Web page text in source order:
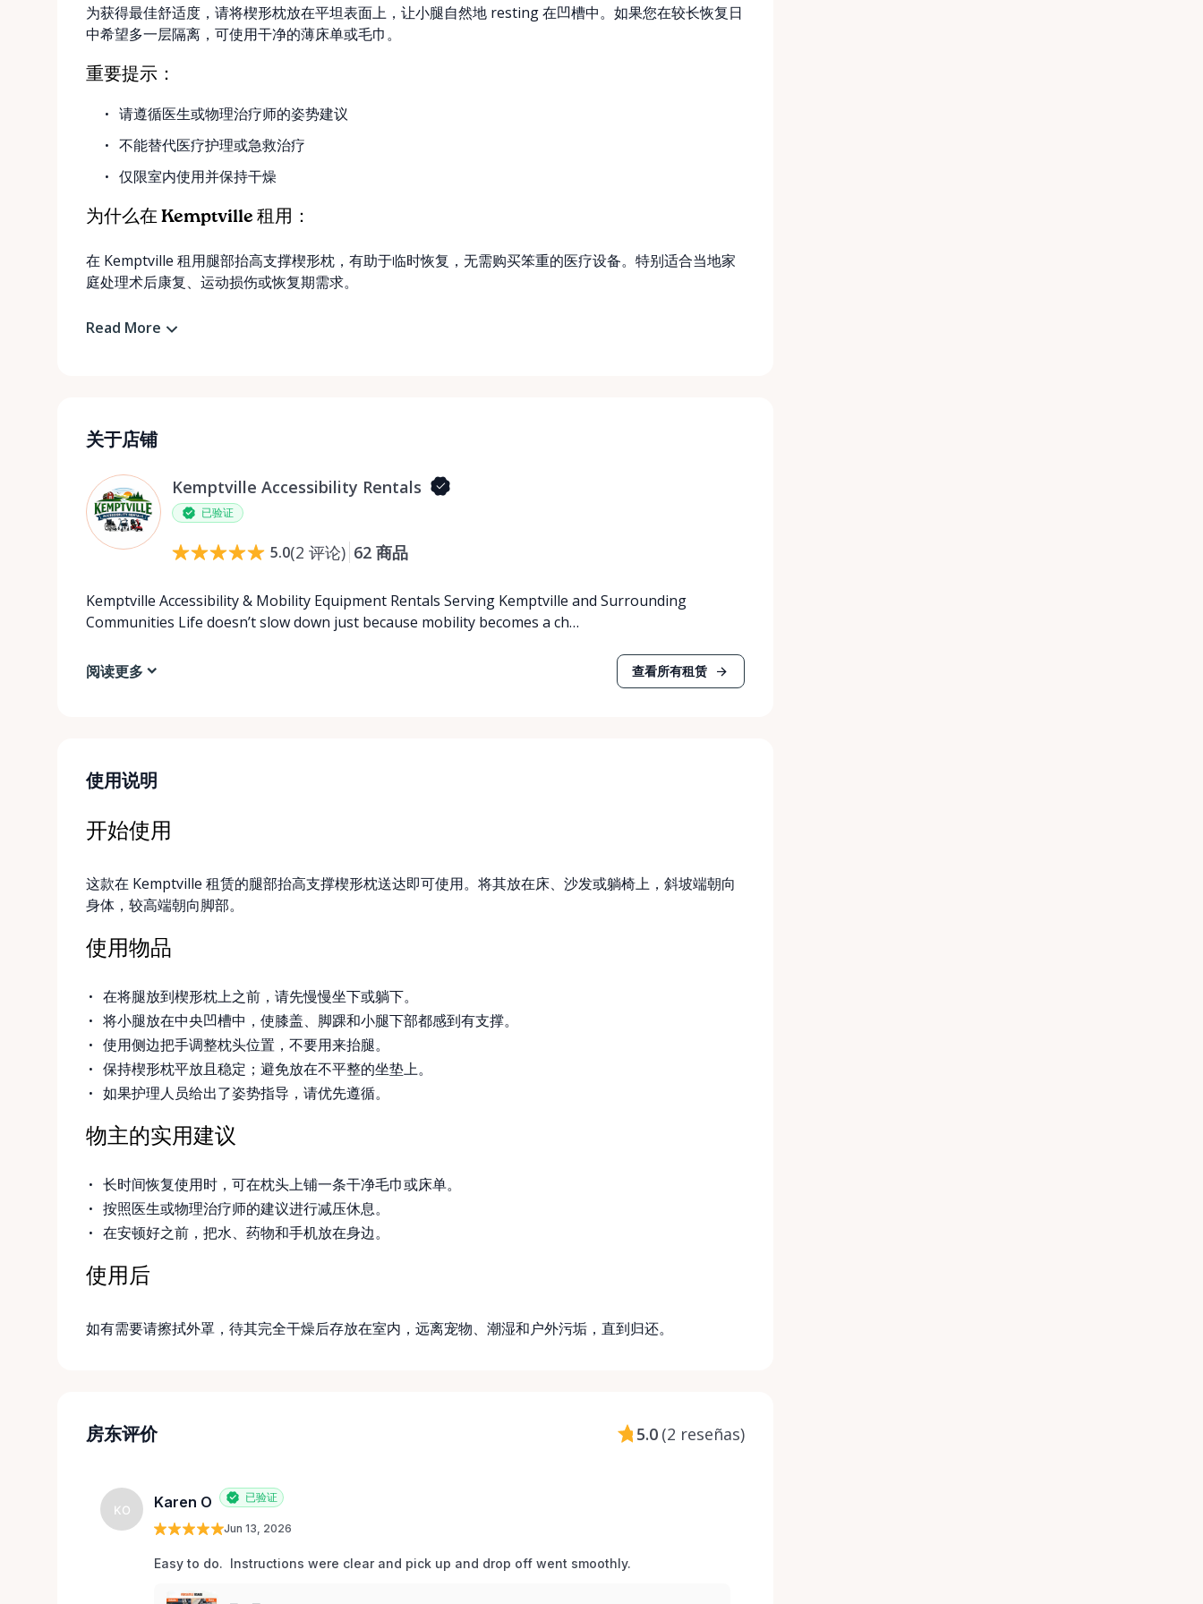
为获得最佳舒适度，请将楔形枕放在平坦表面上，让小腿自然地 resting 在凹槽中。如果您在较长恢复日
中希望多一层隔离，可使用干净的薄床单或毛巾。
重要提示：
请遵循医生或物理治疗师的姿势建议
不能替代医疗护理或急救治疗
仅限室内使用并保持干燥
为什么在 Kemptville 租用：
在 Kemptville 租用腿部抬高支撑楔形枕，有助于临时恢复，无需购买笨重的医疗设备。特别适合当地家
庭处理术后康复、运动损伤或恢复期需求。
Read More
关于店铺
Kemptville Accessibility Rentals
已验证
5.0(2 评论) 62 商品
Kemptville Accessibility & Mobility Equipment Rentals Serving Kemptville and Surrounding
Communities Life doesn’t slow down just because mobility becomes a ch…
阅读更多 查看所有租赁
使用说明
开始使用
这款在 Kemptville 租赁的腿部抬高支撑楔形枕送达即可使用。将其放在床、沙发或躺椅上，斜坡端朝向
身体，较高端朝向脚部。
使用物品
在将腿放到楔形枕上之前，请先慢慢坐下或躺下。
将小腿放在中央凹槽中，使膝盖、脚踝和小腿下部都感到有支撑。
使用侧边把手调整枕头位置，不要用来抬腿。
保持楔形枕平放且稳定；避免放在不平整的坐垫上。
如果护理人员给出了姿势指导，请优先遵循。
物主的实用建议
长时间恢复使用时，可在枕头上铺一条干净毛巾或床单。
按照医生或物理治疗师的建议进行减压休息。
在安顿好之前，把水、药物和手机放在身边。
使用后
如有需要请擦拭外罩，待其完全干燥后存放在室内，远离宠物、潮湿和户外污垢，直到归还。
房东评价 5.0 (2 reseñas)
KO Karen O 已验证
Jun 13, 2026
Easy to do.  Instructions were clear and pick up and drop off went smoothly.